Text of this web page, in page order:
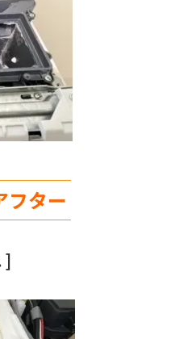
フター
]